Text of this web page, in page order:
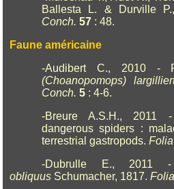
Ballesta L. & Durville
Conch. 57 : 48.
Faune américaine
-Audibert C., 2010 -
(Choanopomops)
Conch. 5 : 4-6.
-Breure A.S.H., 2011
dangerous spiders :
terrestrial gastropods.
-Dubrulle E.,
obliquus Schumacher, 1817.